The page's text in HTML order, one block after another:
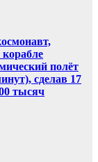
полёт
сделав 17
тысяч